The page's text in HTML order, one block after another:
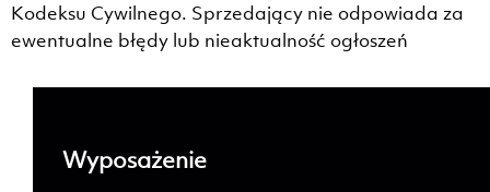
Kodeksu Cywilnego. Sprzedający nie odpowiada za
ewentualne błędy lub nieaktualność ogłoszeń
Wyposażenie